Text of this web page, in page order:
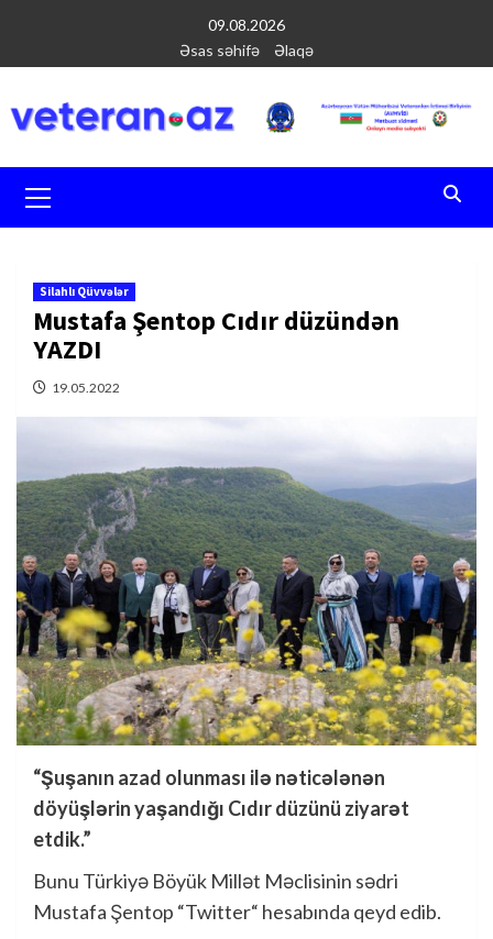
содержимому
09.08.2026
Əsas səhifə
Əlaqə
меню
Silahlı Qüvvələr
Mustafa Şentop Cıdır düzündən
YAZDI
19.05.2022
“Şuşanın azad olunması ilə nəticələnən
döyüşlərin yaşandığı Cıdır düzünü ziyarət
etdik.”
Bunu Türkiyə Böyük Millət Məclisinin sədri
Mustafa Şentop “Twitter“ hesabında qeyd edib.